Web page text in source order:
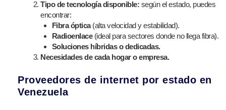
Tipo de tecnología disponible: según el estado, puedes
encontrar:
Fibra óptica(alta velocidad y estabilidad).
Radioenlace(ideal para sectores donde no llega fibra).
Soluciones híbridas o dedicadas.
Necesidades de cada hogar o empresa.
Proveedores de internet por estado en
Venezuela